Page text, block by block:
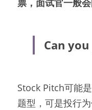
票，面试官一般会
Can
Stock Pitch可能
题型，可是投行